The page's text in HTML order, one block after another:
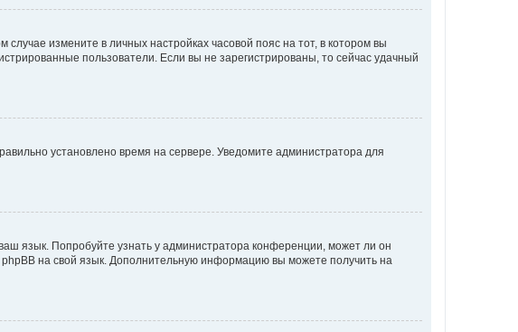
измените в личных настройках часовой пояс на тот, в котором вы
пользователи. Если вы не зарегистрированы, то сейчас удачный
установлено время на сервере. Уведомите администратора для
язык. Попробуйте узнать у администратора конференции, может ли он
phpBB на свой язык. Дополнительную информацию вы можете получить на